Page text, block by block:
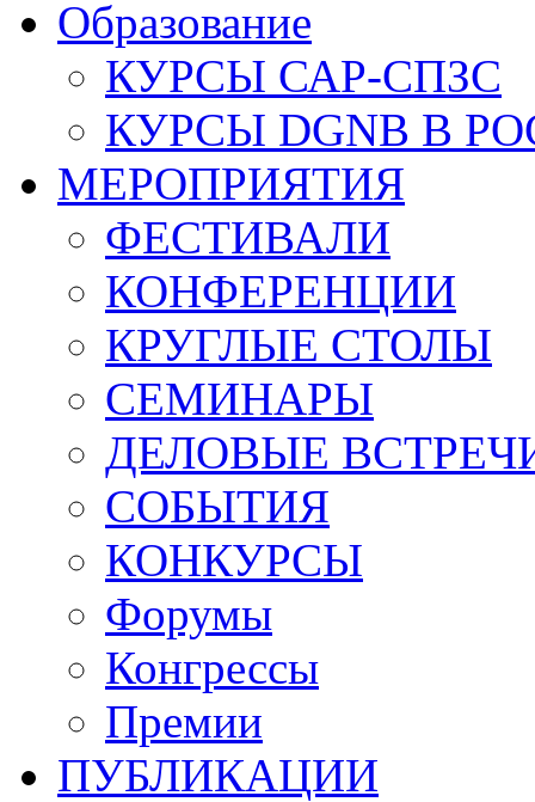
Образование
КУРСЫ САР-СПЗС
КУРСЫ DGNB В
МЕРОПРИЯТИЯ
ФЕСТИВАЛИ
КОНФЕРЕНЦИИ
КРУГЛЫЕ СТОЛЫ
СЕМИНАРЫ
ДЕЛОВЫЕ
СОБЫТИЯ
КОНКУРСЫ
Форумы
Конгрессы
Премии
ПУБЛИКАЦИИ